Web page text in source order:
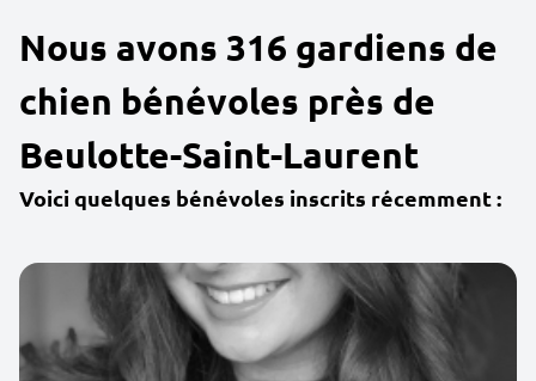
Nous avons 316 gardiens de
chien bénévoles près de
Beulotte-Saint-Laurent
Voici quelques bénévoles inscrits récemment :